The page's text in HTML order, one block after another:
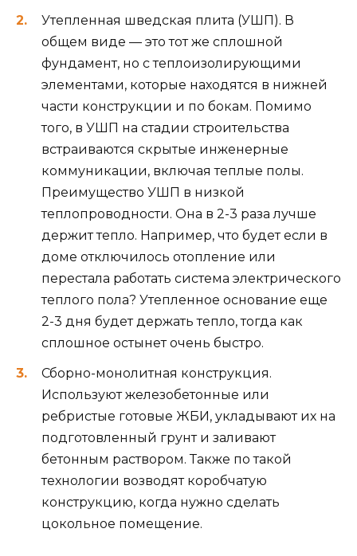
Утепленная шведская плита (УШП). В
общем виде — это тот же сплошной
фундамент, но с теплоизолирующими
элементами, которые находятся в нижней
части конструкции и по бокам. Помимо
того, в УШП на стадии строительства
встраиваются скрытые инженерные
коммуникации, включая теплые полы.
Преимущество УШП в низкой
теплопроводности. Она в 2-3 раза лучше
держит тепло. Например, что будет если в
доме отключилось отопление или
перестала работать система электрического
теплого пола? Утепленное основание еще
2-3 дня будет держать тепло, тогда как
сплошное остынет очень быстро.
Сборно-монолитная конструкция.
Используют железобетонные или
ребристые готовые ЖБИ, укладывают их на
подготовленный грунт и заливают
бетонным раствором. Также по такой
технологии возводят коробчатую
конструкцию, когда нужно сделать
цокольное помещение.